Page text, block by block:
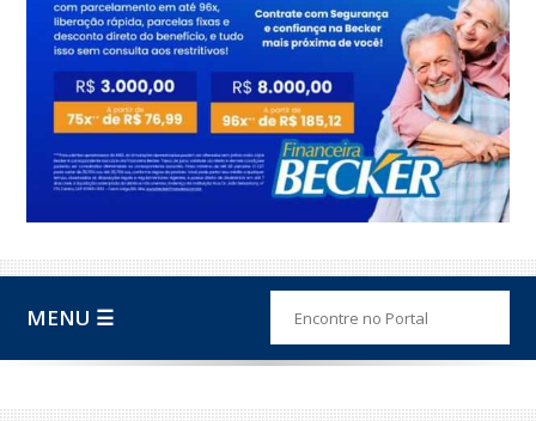
MENU ☰